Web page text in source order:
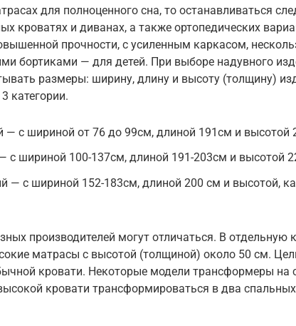
для полноценного сна, то останавливаться
кроватях и диванах, а также ортопедических
прочности, с усиленным каркасом,
бортиками — для детей. При выборе надувного
размеры: ширину, длину и высоту (толщину)
категории.
— с шириной от 76 до 99см, длиной 191см и высотой
с шириной 100-137см, длиной 191-203см и высотой
— с шириной 152-183см, длиной 200 см и высотой,
производителей могут отличаться. В отдельную
матрасы с высотой (толщиной) около 50 см.
кровати. Некоторые модели трансформеры на
кровати трансформироваться в два